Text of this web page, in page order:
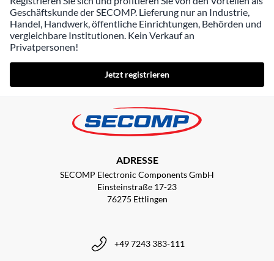
Geschäftskunde der SECOMP. Lieferung nur an Industrie,
Handel, Handwerk, öffentliche Einrichtungen, Behörden und
vergleichbare Institutionen. Kein Verkauf an
Privatpersonen!
Jetzt registrieren
ADRESSE
SECOMP Electronic Components GmbH
Einsteinstraße 17-23
76275 Ettlingen
+49 7243 383-111